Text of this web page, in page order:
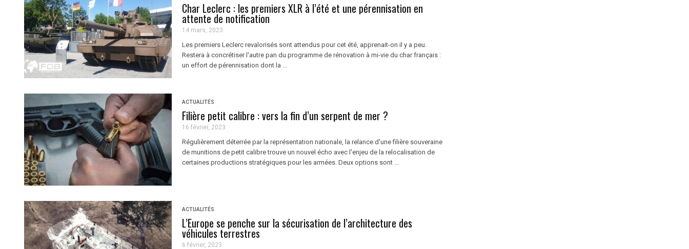
Char Leclerc : les premiers XLR à l’été et une pérennisation en
attente de notification
14 mars, 2023
Les premiers Leclerc revalorisés sont attendus pour cet été, apprenait-on il y a peu.
Restera à concrétiser l'autre pan du programme de rénovation à mi-vie du char français :
un effort de pérennisation dont la ...
ACTUALITÉS
Filière petit calibre : vers la fin d’un serpent de mer ?
16 février, 2023
Régulièrement déterrée par la représentation nationale, la relance d'une filière souveraine
de munitions de petit calibre trouve un nouvel écho avec l'enjeu de la relocalisation de
certaines productions stratégiques pour les armées. Deux options sont ...
ACTUALITÉS
L’Europe se penche sur la sécurisation de l’architecture des
véhicules terrestres
6 février, 2023